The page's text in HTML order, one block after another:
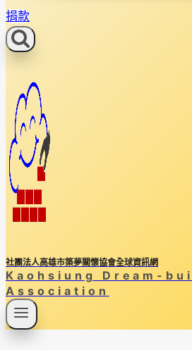
捐款
社團法人高雄市築夢關懷協會全球資訊網
Kaohsiung Dream-
Association